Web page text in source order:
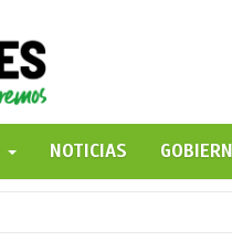
NOTICIAS